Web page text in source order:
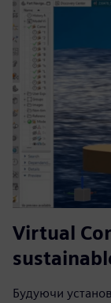
Virtual
Будуючи